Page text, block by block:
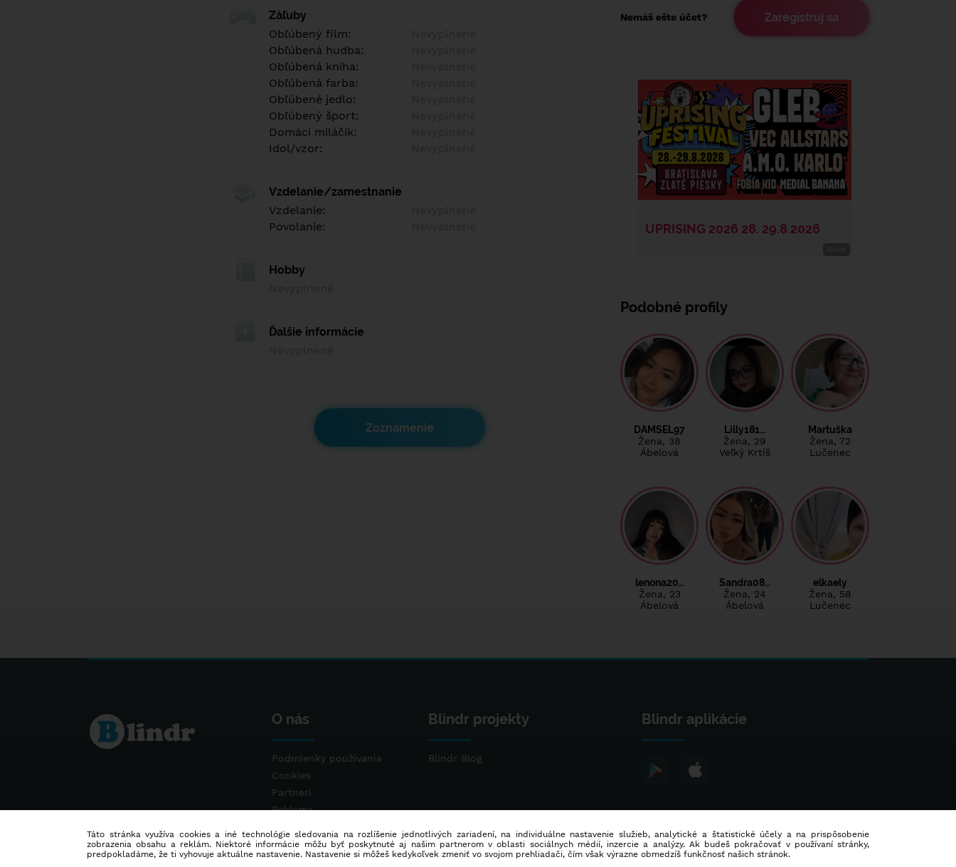
Záľuby
Obľúbený film:
Obľúbená hudba:
Obľúbená kniha:
Obľúbená farba:
Obľúbené jedlo:
Obľúbený šport:
Domáci miláčik:
Idol/vzor:
Vzdelanie/zamestnanie
Vzdelanie:
Povolanie:
Hobby
Ďalšie informácie
Zoznámenie
Nemáš ešte účet? Zaregistruj sa
Podobné profily
DAMSEL97
Žena, 38
Ábelová
Lilly181…
Žena, 29
Veľký Krtíš
Martuška
Žena, 72
Lučenec
lenona20…
Žena, 23
Ábelová
Sandra08…
Žena, 24
Ábelová
elkaely
Žena, 58
Lučenec
O nás
Podmienky používania
Cookies
Partneri
Reklama
Blindr projekty
Blindr Blog
Blindr aplikácie
Táto stránka využíva cookies a iné technológie sledovania na rozlíšenie jednotlivých zariadení, na individuálne nastavenie služieb, analytické a štatistické účely a na prispôsobenie
zobrazenia obsahu a reklám. Niektoré informácie môžu byť poskytnuté aj našim partnerom v oblasti sociálnych médií, inzercie a analýzy. Ak budeš pokračovať v používaní stránky,
predpokladáme, že ti vyhovuje aktuálne nastavenie. Nastavenie si môžeš kedykoľvek zmeniť vo svojom prehliadači, čím však výrazne obmedzíš funkčnosť našich stránok.